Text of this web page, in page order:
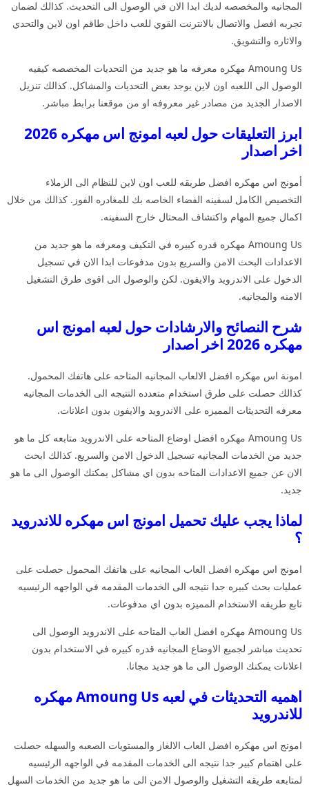
المجانيه والمخصصه لديك ابدا الان في الوصول الى التحديث. كذالك لضمان
تجربه افضل والاتصال بالانترنت القوي للعب داخل طاقم اون لاين والتحدي
والاثاره والتشويق.
Amoung Us مهكره معرفه ما هو جديد من التحديات المخصصه كيفيه
الوصول الى اللعبه اون لاين يوجد بعض التحديات والمشاكل. كذالك تنزيل
الاصدار الجديد من مصادر غير معروفه او من موقعنا برابط مباشر.
ابرز التعليقات حول لعبه امونج اس مهكره 2026
اخر اصدار
أمونج اس مهكره افضل طريقه للعب اون لاين للنظام الى الزملاء
التخصيص الكامل لسفينه الفضاء الخاصه بك للمغادره الفوز. كذالك من خلال
اكمال جميع المهام واكتشاف المحتال خارج السفينه.
Amoung Us مهكره قدره كبيره في التكيف ومعرفه ما هو جديد من
الاعدادات البحث الامن والسريع بدون مدفوعات ابدا الان في تسجيل
الدخول على الاندرويد والايفون. لكن والوصول الى اقوى طرق التشغيل
الامنه والمجانيه.
شرح النصائح والارشادات حول لعبه امونج اس
مهكره 2026 اخر اصدار
امونة اس مهكره افضل الالعاب المجانيه المتاحه على هاتفك المحمول.
كذالك حصلت على طرق استخدام متعدده النتيجه الى الخدمات المجانيه
معرفه التحديثات المميزه على الاندرويد والايفون بدون اعلانات.
Amoung Us مهكره افضل اوضاع المتاحه على الاندرويد متابعه كل ما هو
جديد من الخدمات المجانيه تسجيل الدخول الامن والسريع. كذالك ابحث
الان عن جميع الاعدادات المتاحه بدون اي مشاكل يمكنك الوصول الى ما هو
جديد.
لماذا يجب عليك تحميل امونج اس مهكره للاندرويد
؟
امونج اس مهكره افضل العاب المجانيه على هاتفك المحمول حصلت على
عمليات بحث كبيره جدا نتيجه الى الخدمات المقدمه في الواجهه الرئيسيه
تابع طريقه الاستخدام المميزه بدون اي مدفوعات.
Amoung Us مهكره افضل العاب المتاحه على الاندرويد الوصول الى
تحديث مباشر لجميع الاوضاع المجانيه قدره كبيره في الاستخدام بدون
اعلانات يمكنك الوصول الى ما هو جديد مجانا.
اهميه التحديثات في لعبه Amoung Us مهكره
للاندرويد
امونج اس مهكره افضل العاب الالغاز والمستويات الصعبه والسهله حصلت
على اهتمام كبير جدا نتيجه الى الخدمات المقدمه في الواجهه الرئيسيه
لمتابعه طريقه التشغيل والوصول الامن الى ما هو جديد من الخدمات السهل